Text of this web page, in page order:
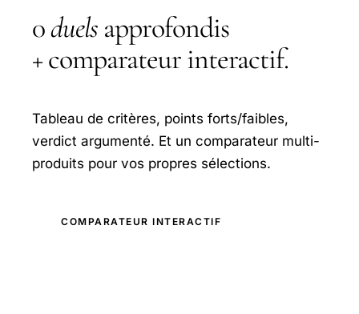
0duels approfondis
+ comparateur interactif.
Tableau de critères, points forts/faibles,
verdict argumenté. Et un comparateur multi-
produits pour vos propres sélections.
COMPARATEUR INTERACTIF